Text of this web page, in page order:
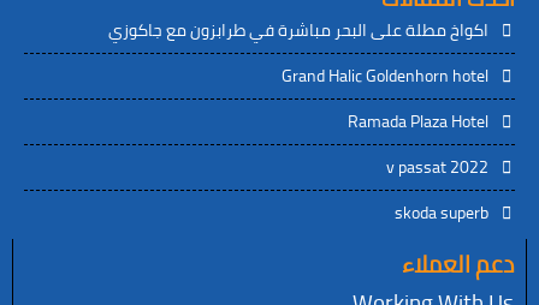
مطلة على البحر مباشرة في طرابزون مع جاكوزي
Grand Halic Goldenhorn
Ramada Plaza
v passat
skoda